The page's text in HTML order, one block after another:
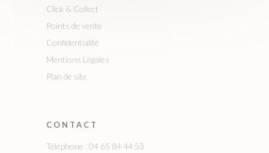
Click & Collect
Points de vente
Confidentialité
Mentions Légales
Plan de site
CONTACT
Téléphone : 04 65 84 44 53